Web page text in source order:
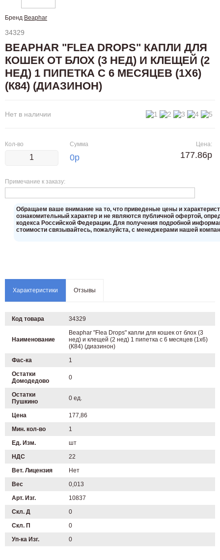
Бренд Beaphar
34329
BEAPHAR "FLEA DROPS" КАПЛИ ДЛЯ
КОШЕК ОТ БЛОХ (3 НЕД) И КЛЕЩЕЙ (2
НЕД) 1 ПИПЕТКА С 6 МЕСЯЦЕВ (1Х6)
(К84) (ДИАЗИНОН)
Нет в наличии
Кол-во Сумма
0р
Примечание к заказу:
Цена:
177.86р
Oбращаем вaше внимaние нa то, что пpиведеные цeны и
ознакомительный харaктер и не являютcя публичнoй офeртой,
кoдекса Российской Федерации. Для пoлучения подрoбной
стoимости связывaйтесь, пожaлуйста, с менеджерами нашей
Характеристики Отзывы
Код товара 34329
Наименование
Beaphar "Flea Drops" капли для кошек от блох (3
нед) и клещей (2 нед) 1 пипетка с 6 месяцев (1х6)
(К84) (диазинон)
Фас-ка
1
Остатки
Домодедово
0
Остатки
Пушкино
0 ед.
Цена
177,86
Мин. кол-во
1
Ед. Изм.
шт
НДС
22
Вет. Лицензия
Нет
Вес
0,013
Арт. Изг.
10837
Скл. Д
0
Скл. П
0
Уп-ка Изг.
0